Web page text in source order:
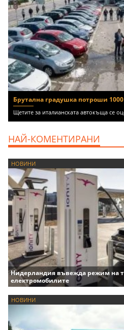
Брутална градушка потроши
Щетите за италианската автокъща се
НАЙ-КОМЕНТИРАНИ
НОВИНИ
Нидерландия въвежда режим на
електромобилите
НОВИНИ